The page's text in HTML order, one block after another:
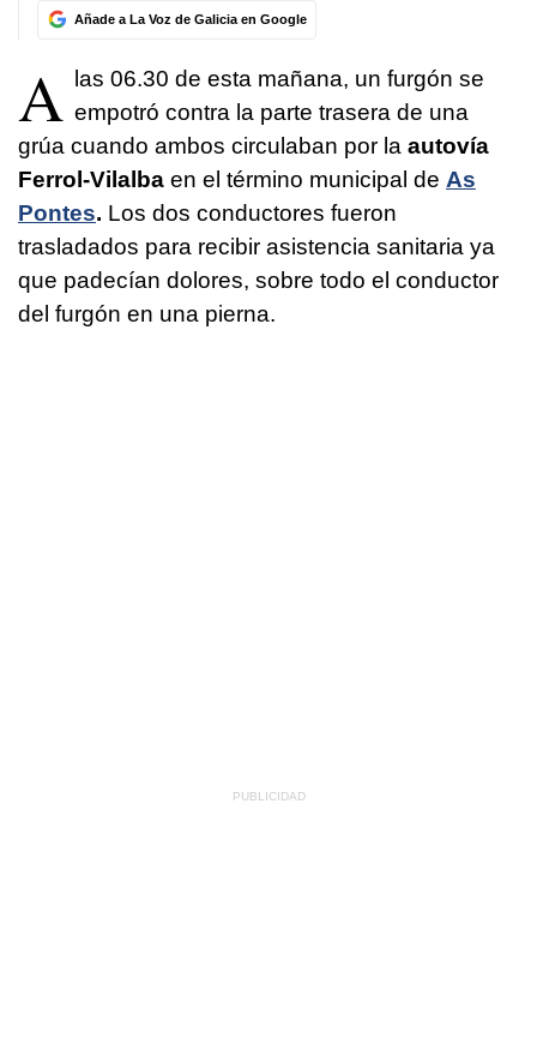
Añade a La Voz de Galicia en Google
A las 06.30 de esta mañana, un furgón se
empotró contra la parte trasera de una
grúa cuando ambos circulaban por la autovía
Ferrol-Vilalba en el término municipal de As
Pontes. Los dos conductores fueron
trasladados para recibir asistencia sanitaria ya
que padecían dolores, sobre todo el conductor
del furgón en una pierna.